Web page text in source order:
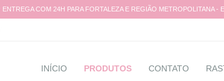
COM 24H PARA FORTALEZA E REGIÃO METROPOLITANA -
INÍCIO PRODUTOS CONTATO